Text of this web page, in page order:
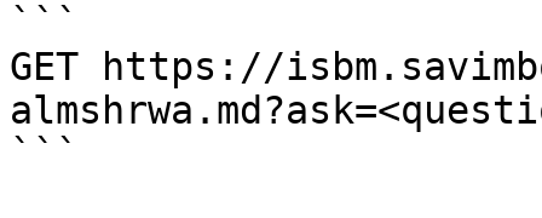
```
GET https://
```